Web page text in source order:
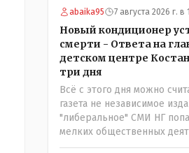
улицы дарить? При СССР
нехорошее? Ну и сейчас
как-нибудь vofkakst: Где
за возвращение
вернули же историческое
название городишка
abaika95 7 августа 2026 г. в
Новый кондиционер
смерти - Ответа на
детском центре
три дня
Всё с этого дня можно
газета не независимое
"либеральное" СМИ НГ
мелких общественных
Теперь любой активист и